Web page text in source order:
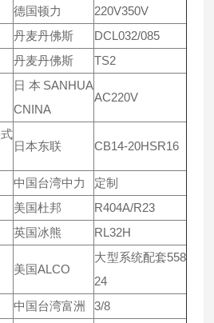
德国顿力
220V350V
丹麦丹佛斯
DCL032/085
丹麦丹佛斯 TS2
日本SANHUA
CNINA
AC220V
日本东联 CB14-20HSR16
中国台湾中力
定制
美国杜邦
R404A/R23
英国冰熊 RL32H
美国ALCO
大型系统配套558
24
中国台湾富洲 3/8